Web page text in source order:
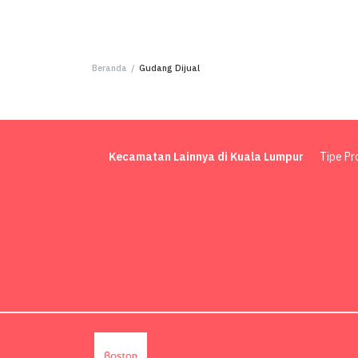
Beranda / Gudang Dijual
Kecamatan Lainnya di Kuala Lumpur Tipe